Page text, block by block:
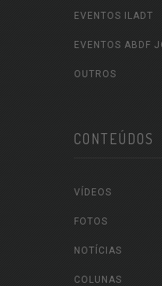
EVENTOS ILADT
EVENTOS ABDF
OUTROS
CONTEÚDOS
VÍDEOS
FOTOS
NOTÍCIAS
COLUNAS